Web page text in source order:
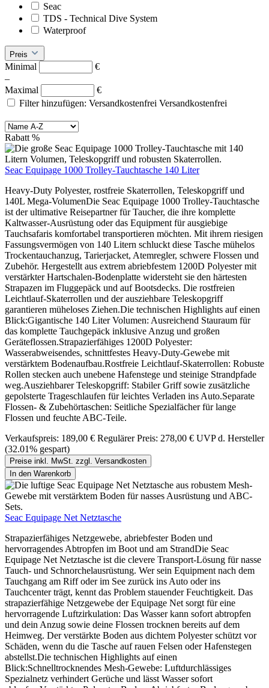
Seac
TDS - Technical Dive System
Waterproof
Preis
Minimal
€
–
Maximal
€
Filter hinzufügen: Versandkostenfrei Versandkostenfrei
Rabatt %
Seac Equipage 1000 Trolley-Tauchtasche 140 Liter
Heavy-Duty Polyester, rostfreie Skaterrollen, Teleskopgriff und
140L Mega-VolumenDie Seac Equipage 1000 Trolley-Tauchtasche
ist der ultimative Reisepartner für Taucher, die ihre komplette
Kaltwasser-Ausrüstung oder das Equipment für ausgiebige
Tauchsafaris komfortabel transportieren möchten. Mit ihrem riesigen
Fassungsvermögen von 140 Litern schluckt diese Tasche mühelos
Trockentauchanzug, Tarierjacket, Atemregler, schwere Flossen und
Zubehör. Hergestellt aus extrem abriebfestem 1200D Polyester mit
verstärkter Hartschalen-Bodenplatte widersteht sie den härtesten
Strapazen im Fluggepäck und auf Bootsdecks. Die rostfreien
Leichtlauf-Skaterrollen und der ausziehbare Teleskopgriff
garantieren müheloses Ziehen.Die technischen Highlights auf einen
Blick:Gigantische 140 Liter Volumen: Ausreichend Stauraum für
das komplette Tauchgepäck inklusive Anzug und großen
Geräteflossen.Strapazierfähiges 1200D Polyester:
Wasserabweisendes, schnittfestes Heavy-Duty-Gewebe mit
verstärktem Bodenaufbau.Rostfreie Leichtlauf-Skaterrollen: Robuste
Rollen stecken auch unebene Hafenstege und steinige Strandpfade
weg.Ausziehbarer Teleskopgriff: Stabiler Griff sowie zusätzliche
gepolsterte Trageschlaufen für leichtes Verladen ins Auto.Separate
Flossen- & Zubehörtaschen: Seitliche Spezialfächer für lange
Flossen und feuchte ABC-Teile.
Verkaufspreis: 189,00 € Regulärer Preis: 278,00 € UVP d. Hersteller
(32.01% gespart)
Preise inkl. MwSt. zzgl. Versandkosten
In den Warenkorb
Seac Equipage Net Netztasche
Strapazierfähiges Netzgewebe, abriebfester Boden und
hervorragendes Abtropfen im Boot und am StrandDie Seac
Equipage Net Netztasche ist die clevere Transport-Lösung für nasse
Tauch- und Schnorchelausrüstung. Wer sein Equipment nach dem
Tauchgang am Riff oder im See zurück ins Auto oder ins
Tauchcenter trägt, kennt das Problem stauender Feuchtigkeit. Das
strapazierfähige Netzgewebe der Equipage Net sorgt für eine
hervorragende Luftzirkulation: Das Wasser kann sofort abtropfen
und dein Anzug sowie deine Flossen trocknen bereits auf dem
Heimweg. Der verstärkte Boden aus dichtem Polyester schützt vor
Schäden, wenn du die Tasche auf rauen Felsen oder Hafenstegen
abstellst.Die technischen Highlights auf einen
Blick:Schnelltrocknendes Mesh-Gewebe: Luftdurchlässiges
Spezialnetz verhindert Gerüche und lässt Wasser sofort